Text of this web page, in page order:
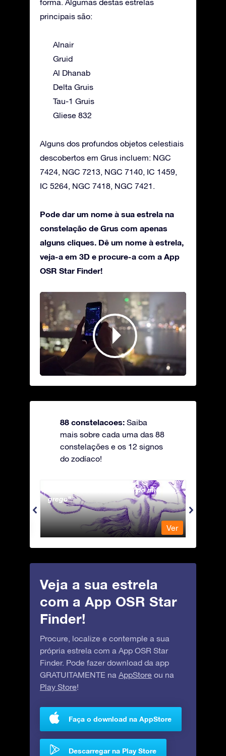
forma. Algumas destas estrelas
principais são:
Alnair
Gruid
Al Dhanab
Delta Gruis
Tau-1 Gruis
Gliese 832
Alguns dos profundos objetos celestiais
descobertos em Grus incluem: NGC
7424, NGC 7213, NGC 7140, IC 1459,
IC 5264, NGC 7418, NGC 7421.
Pode dar um nome à sua estrela na
constelação de Grus com apenas
alguns cliques. Dê um nome à estrela,
veja-a em 3D e procure-a com a App
OSR Star Finder!
88 constelacoes: Saiba
mais sobre cada uma das 88
constelações e os 12 signos
do zodíaco!
Andromeda - A Princesa do mito
grego
Ver
Veja a sua estrela
com a App OSR Star
Finder!
Procure, localize e contemple a sua
própria estrela com a App OSR Star
Finder. Pode fazer download da app
GRATUITAMENTE na AppStore ou na
Play Store!
Faça o download na AppStore
Descarregar na Play Store